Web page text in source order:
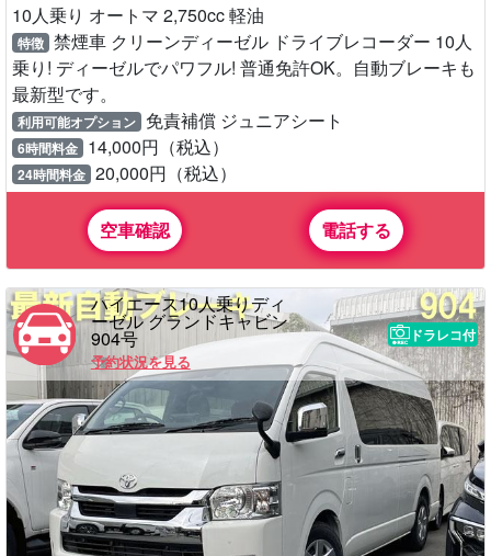
10人乗り オートマ 2,750cc 軽油
特徴 禁煙車 クリーンディーゼル ドライブレコーダー 10人
乗り! ディーゼルでパワフル! 普通免許OK。自動ブレーキも
最新型です。
利用可能オプション 免責補償 ジュニアシート
6時間料金 14,000円（税込）
24時間料金 20,000円（税込）
空車確認 電話する
ハイエース10人乗りディ
ーゼル グランドキャビン
904号
予約状況を見る
ドラレコ付